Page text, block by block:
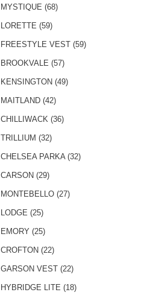
MYSTIQUE (68)
LORETTE (59)
FREESTYLE VEST (59)
BROOKVALE (57)
KENSINGTON (49)
MAITLAND (42)
CHILLIWACK (36)
TRILLIUM (32)
CHELSEA PARKA (32)
CARSON (29)
MONTEBELLO (27)
LODGE (25)
EMORY (25)
CROFTON (22)
GARSON VEST (22)
HYBRIDGE LITE (18)